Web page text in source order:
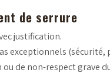
de serrure
justification.
exceptionnels (sécurité,
de non-respect grave